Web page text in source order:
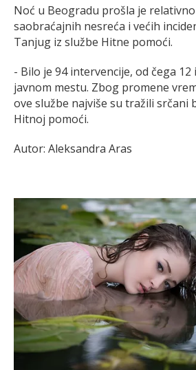
Noć u Beogradu prošla je
saobraćajnih nesreća i većih
Tanjug iz službe Hitne pomoći.
- Bilo je 94 intervencije, od čega
javnom mestu. Zbog promene
ove službe najviše su tražili srčani
Hitnoj pomoći.
Autor: Aleksandra Aras